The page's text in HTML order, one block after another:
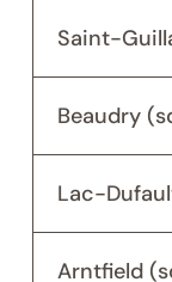
Saint-
Beaudry
Lac-
Arntfield